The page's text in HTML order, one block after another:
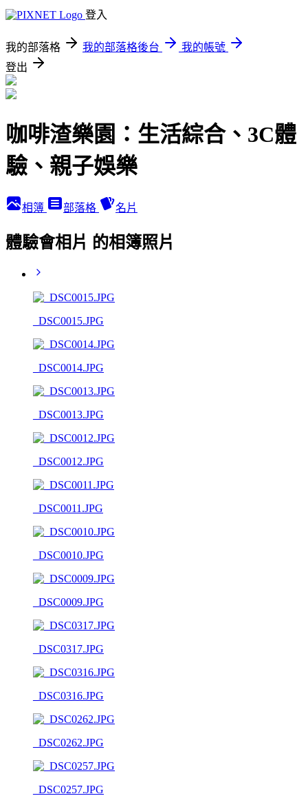
登入
我的部落格 我的部落格後台
我的帳號
登出
咖啡渣樂園：生活綜合、3C體
驗、親子娛樂
相簿 部落格 名片
體驗會相片 的相簿照片
_DSC0015.JPG
_DSC0014.JPG
_DSC0013.JPG
_DSC0012.JPG
_DSC0011.JPG
_DSC0010.JPG
_DSC0009.JPG
_DSC0317.JPG
_DSC0316.JPG
_DSC0262.JPG
_DSC0257.JPG